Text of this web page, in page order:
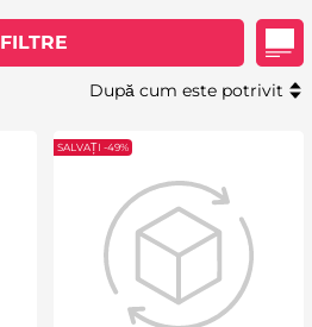
FILTRE
După cum este potrivit
SALVAȚI -49%